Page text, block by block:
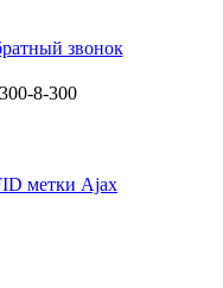
звонок
8-300
метки Ajax